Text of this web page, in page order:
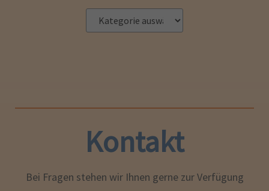
Kontakt
Bei Fragen stehen wir Ihnen gerne zur Verfügung